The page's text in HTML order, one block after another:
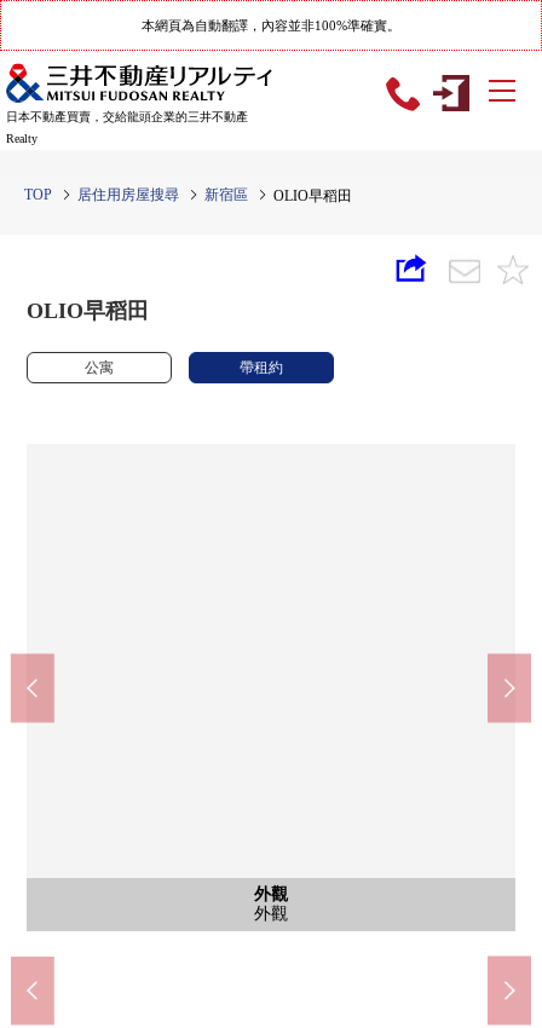
本網頁為自動翻譯，內容並非100%準確實。
日本不動產買賣，交給龍頭企業的三井不動產
Realty
TOP 居住用房屋搜尋 新宿區 OLIO早稻田
OLIO早稻田
公寓 帶租約
外觀
外觀
外觀
外觀
入口
入口
大廳
入口大廳
其他當地
腳踏車停放處
約克食品(約30m)
早稻田站(約80m)